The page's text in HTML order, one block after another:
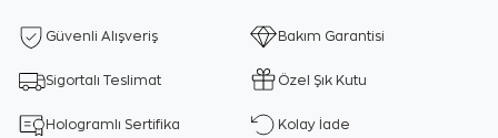
Güvenli Alışveriş Bakım Garantisi
Sigortalı Teslimat Özel Şık Kutu
Hologramlı Sertifika Kolay İade